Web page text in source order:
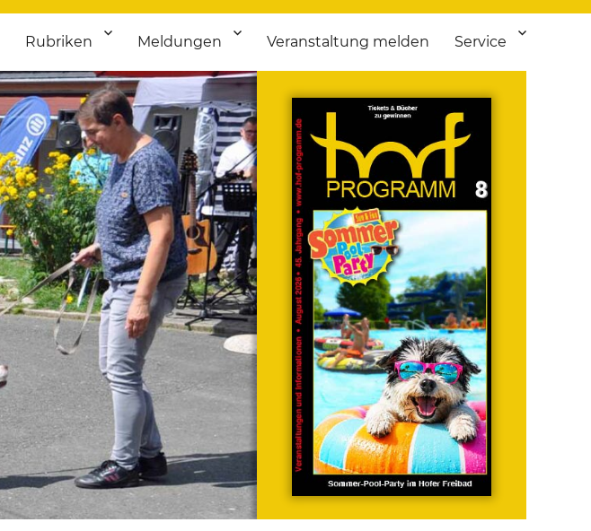
Hochfranken
Kultur bis Sport, von Theater bis Flohmarkt.
Rubriken Meldungen Veranstaltung melden Service